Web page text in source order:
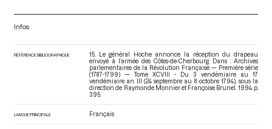
Infos
RÉFÉRENCE BIBLIOGRAPHIQUE
15. Le général Hoche annonce la réception du drapeau
envoyé à l’armée des Côtes-de-Cherbourg. Dans : Archives
parlementaires de la Révolution Française — Première série
(1787-1799) — Tome XCVIII - Du 3 vendémiaire au 17
vendémiaire an III (24 septembre au 8 octobre 1794) , sous la
direction de Raymonde Monnier et Françoise Brunel. 1994. p.
395.
LANGUE PRINCIPALE Français